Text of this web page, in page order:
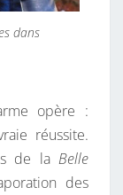
dans
opère :
réussite.
de la Belle
des